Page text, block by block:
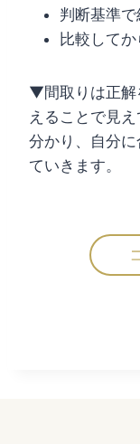
判断基準
比較して
▼間取りは正解
えることで見
分かり、自分
ていきます。